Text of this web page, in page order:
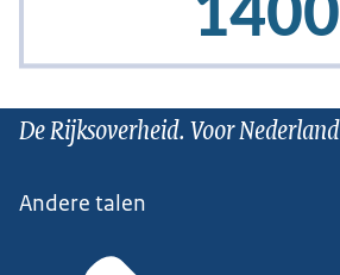
De Rijksoverheid. Voor Nederland
Andere talen